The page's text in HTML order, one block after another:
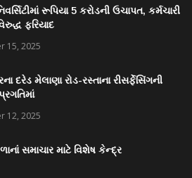
રૂપિયા 5 કરોડની ઉચાપત, કર્મચારી
ફરિયાદ
15, 2025
દરેડ મેલાણા રોડ-રસ્તાના રીસર્ફેસિંગની
12, 2025
સમાચાર માટે વિશેષ કેન્દ્ર